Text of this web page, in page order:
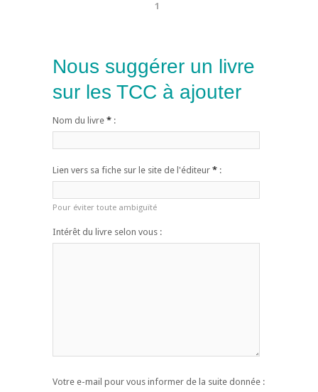
1
Nous suggérer un livre
sur les TCC à ajouter
Nom du livre * :
Lien vers sa fiche sur le site de l'éditeur * :
Pour éviter toute ambiguïté
Intérêt du livre selon vous :
Votre e-mail pour vous informer de la suite donnée :